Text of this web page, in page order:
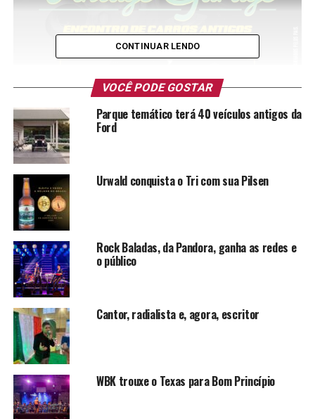
CONTINUAR LENDO
VOCÊ PODE GOSTAR
Parque temático terá 40 veículos antigos da
Ford
Urwald conquista o Tri com sua Pilsen
Rock Baladas, da Pandora, ganha as redes e
o público
Cantor, radialista e, agora, escritor
WBK trouxe o Texas para Bom Princípio